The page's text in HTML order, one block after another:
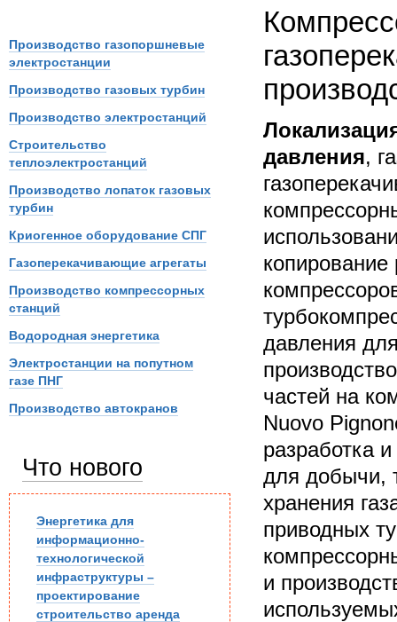
Производство газопоршневые
электростанции
Производство газовых турбин
Производство электростанций
Строительство
теплоэлектростанций
Производство лопаток газовых
турбин
Криогенное оборудование СПГ
Газоперекачивающие агрегаты
Производство компрессорных
станций
Водородная энергетика
Электростанции на попутном
газе ПНГ
Производство автокранов
Что нового
Энергетика для
информационно-
технологической
инфраструктуры –
проектирование
строительство аренда
давления,
копирование
давления
частей на
Nuovo
разработка
для добычи,
хранения
приводных
и